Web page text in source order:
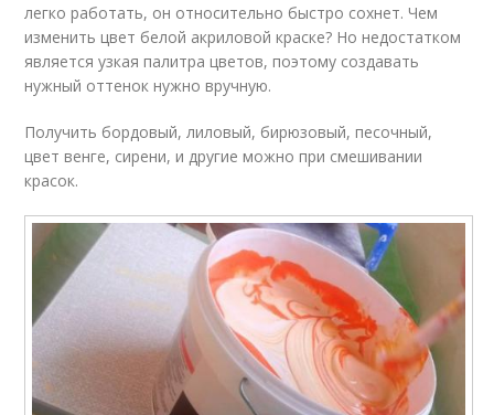
легко работать, он относительно быстро сохнет. Чем
изменить цвет белой акриловой краске? Но недостатком
является узкая палитра цветов, поэтому создавать
нужный оттенок нужно вручную.
Получить бордовый, лиловый, бирюзовый, песочный,
цвет венге, сирени, и другие можно при смешивании
красок.